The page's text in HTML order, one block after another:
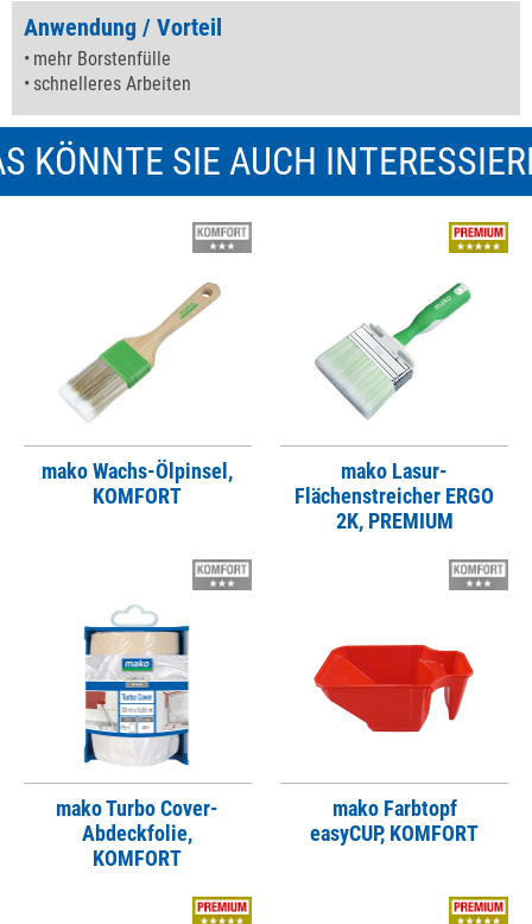
Anwendung / Vorteil
mehr Borstenfülle
schnelleres Arbeiten
KÖNNTE SIE AUCH
mako Wachs-Ölpinsel,
KOMFORT
mako Lasur-
Flächenstreicher ERGO
2K, PREMIUM
mako Turbo Cover-
Abdeckfolie,
KOMFORT
mako Farbtopf
easyCUP, KOMFORT